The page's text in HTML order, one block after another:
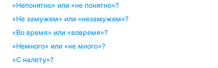
«непонятно» или «не понятно»?
«не замужем» или «незамужем»?
«во время» или «вовремя»?
«немного» или «не много»?
«с налету»?